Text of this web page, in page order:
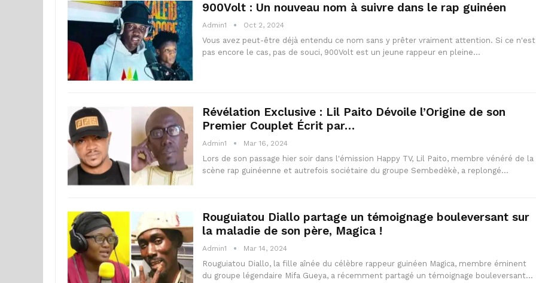
900Volt : Un nouveau nom à suivre dans le rap guinéen
Admin1 Oct 2, 2024
Vous avez peut-être déjà entendu ce nom sans y prêter vraiment attention. Si ce n'est
pas encore le cas, pas de souci, 900Volt est un jeune rappeur en pleine…
Révélation Exclusive : Lil Paito Dévoile l’Origine de son
Premier Couplet Écrit par…
Admin1 Mar 16, 2024
Lors de son passage hier soir dans l'émission Happy TV, Lil Paito, membre vénéré de la
scène rap guinéenne et autrefois sociétaire du groupe Sembedèkè, a replongé…
Rouguiatou Diallo partage un témoignage bouleversant sur
la maladie de son père, Magica !
Admin1 Mar 14, 2024
Rouguiatou Diallo, la fille aînée du célèbre rappeur guinéen Magica, membre éminent
du groupe légendaire Mifa Gueya, a récemment partagé un témoignage bouleversant…